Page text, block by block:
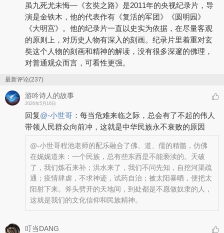
虽九死尤未悔—《玄奘之路》是2011年的央视纪录片，导
演是金铁木，他的代表作有《复活的军团》《圆明园》
《大明宫》。他的纪录片一直以史实为依据，在尽量客观
的原则上，对历史人物有深入的刻画。纪录片里着重对玄
奘这个人物的刻画和精神的解读，没有很多深邃的佛理，
对普通观众而言，可看性更强。
最新评论(237)
游吟诗人的故事
2026年5月16日
回复@-小世哥 ： 每当危难来临之际，总会有了不起的伟人
带领人民群众向前冲，这就是中华民族永不衰败的原因
@-小世哥程池老师的配乐融合了佛、道、儒的精髓，仿佛
在娓娓道来：一个民族，总有些东西是不能亵渎的。天破
了，我们炼石来补；洪水来了，我们不问先知，自挖河渠疏
通；疫情肆虐，不求神迹，试药自治；被太阳暴晒，便把太
阳射下来。斧头劈开的天地间，到处都是不愿做奴隶的人，
这就是我们的文化信仰和民族精神。
叮当DANG